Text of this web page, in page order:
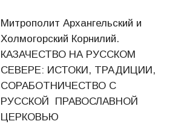
Митрополит Архангельский и
Холмогорский Корнилий.
КАЗАЧЕСТВО НА РУССКОМ
СЕВЕРЕ: ИСТОКИ, ТРАДИЦИИ,
СОРАБОТНИЧЕСТВО С
РУССКОЙ ПРАВОСЛАВНОЙ
ЦЕРКОВЬЮ